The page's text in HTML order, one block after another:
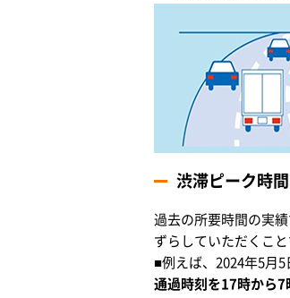
渋滞ピーク時
過去の所要時間の実
ずらしていただくこ
■例えば、2024年5月5
通過時刻を17時から7